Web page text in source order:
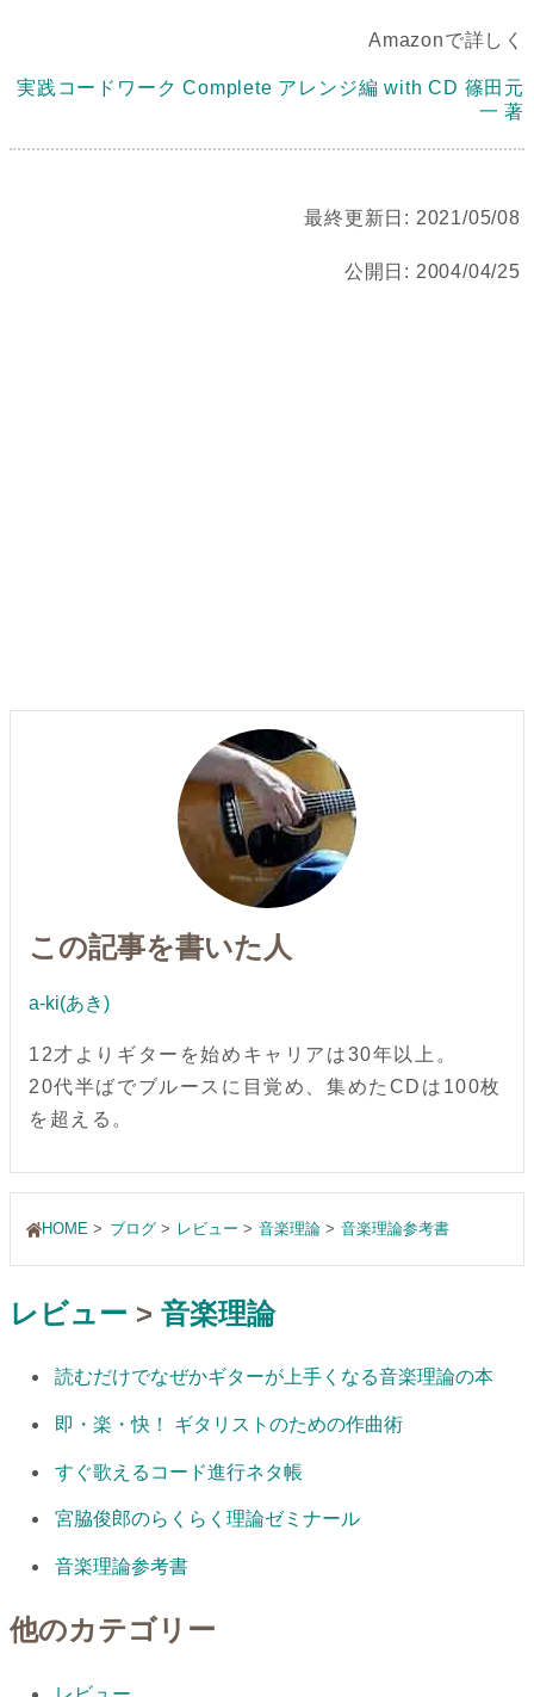
Amazonで詳しく
実践コードワーク Complete アレンジ編 with CD 篠田元
一 著
最終更新日: 2021/05/08
公開日: 2004/04/25
この記事を書いた人
a-ki(あき)
12才よりギターを始めキャリアは30年以上。
20代半ばでブルースに目覚め、集めたCDは100枚
を超える。
HOME ブログ レビュー 音楽理論 音楽理論参考書
レビュー > 音楽理論
読むだけでなぜかギターが上手くなる音楽理論の本
即・楽・快！ ギタリストのための作曲術
すぐ歌えるコード進行ネタ帳
宮脇俊郎のらくらく理論ゼミナール
音楽理論参考書
他のカテゴリー